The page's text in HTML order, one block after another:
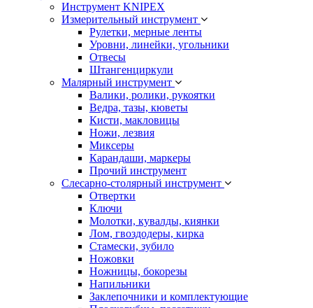
Инструмент KNIPEX
Измерительный инструмент
Рулетки, мерные ленты
Уровни, линейки, угольники
Отвесы
Штангенциркули
Малярный инструмент
Валики, ролики, рукоятки
Ведра, тазы, кюветы
Кисти, макловицы
Ножи, лезвия
Миксеры
Карандаши, маркеры
Прочий инструмент
Слесарно-столярный инструмент
Отвертки
Ключи
Молотки, кувалды, киянки
Лом, гвоздодеры, кирка
Стамески, зубило
Ножовки
Ножницы, бокорезы
Напильники
Заклепочники и комплектующие